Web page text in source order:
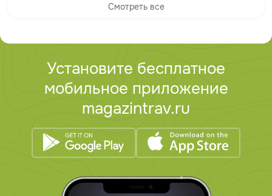
Смотреть все
Установите бесплатное
мобильное приложение
magazintrav.ru